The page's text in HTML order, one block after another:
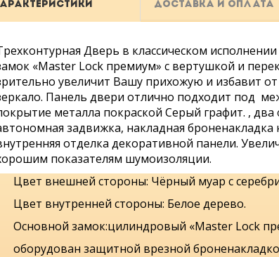
ДОСТАВКА И ОПЛАТА
Дверь в классическом
«Master Lock премиум» с вертушкой и
увеличит Вашу прихожую и избавит
Панель двери отлично подходит под
металла покраской Серый графит. ,
задвижка, накладная
отделка декоративной панели.
показателям шумоизоляции.
Цвет внешней стороны: Чёрный муар с
Цвет внутренней стороны: Белое дерево.
Основной замок:цилиндровый «Master Lock
оборудован защитной врезной